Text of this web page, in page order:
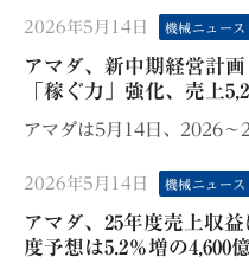
Posted
2026年5月14日 機械ニュース
アマダ、新中期経営計
「稼ぐ力」強化、売上
アマダは5月14日、2026～
Posted
2026年5月14日 機械ニュース
アマダ、25年度売上収益
度予想は5.2％増の4,600